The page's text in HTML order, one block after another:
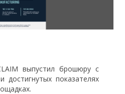
выпустил брошюру с
достигнутых показателях